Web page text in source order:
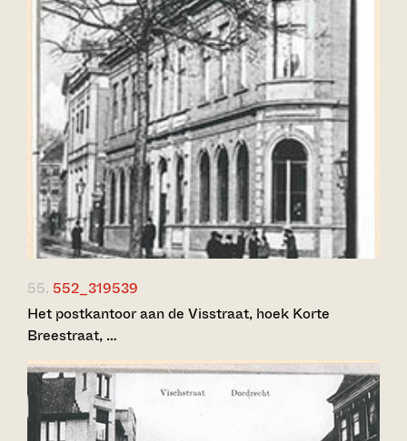
55. 552_319539
Het postkantoor aan de Visstraat, hoek Korte
Breestraat, …